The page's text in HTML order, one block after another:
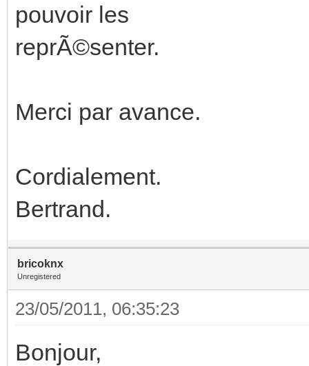
pouvoir les
reprÃ©senter.
Merci par avance.
Cordialement.
Bertrand.
bricoknx
Unregistered
23/05/2011, 06:35:23
Bonjour,